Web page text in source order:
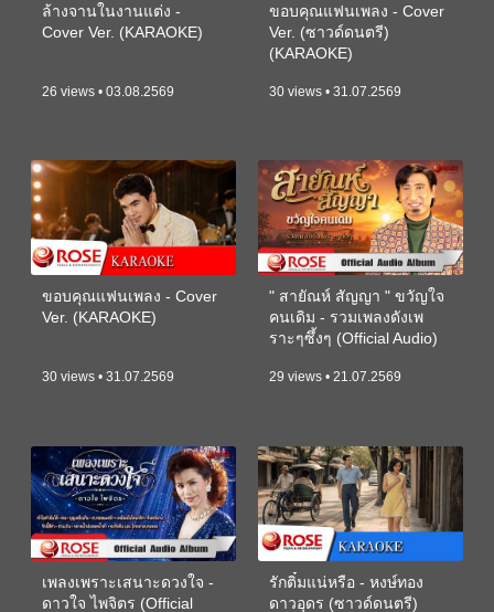
ล้างจานในงานแต่ง -
Cover Ver. (KARAOKE)
26 views • 03.08.2569
ขอบคุณแฟนเพลง - Cover
Ver. (ซาวด์ดนตรี)
(KARAOKE)
30 views • 31.07.2569
ขอบคุณแฟนเพลง - Cover
Ver. (KARAOKE)
30 views • 31.07.2569
" สายัณห์ สัญญา " ขวัญใจ
คนเดิม - รวมเพลงดังเพ
ราะๆซึ้งๆ (Official Audio)
29 views • 21.07.2569
เพลงเพราะเสนาะดวงใจ -
ดาวใจ ไพจิตร (Official
รักติ๋มแน่หรือ - หงษ์ทอง
ดาวอุดร (ซาวด์ดนตรี)